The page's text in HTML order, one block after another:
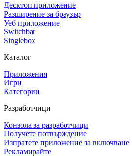
Десктоп приложение
Разширение за браузър
Уеб приложение
Switchbar
Singlebox
Каталог
Приложения
Игри
Категории
Разработчици
Конзола за разработчици
Получете потвърждение
Изпратете приложение за включване
Рекламирайте